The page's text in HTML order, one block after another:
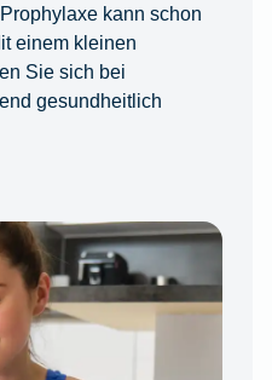
kann schon
einem kleinen
Sie sich bei
gesundheitlich